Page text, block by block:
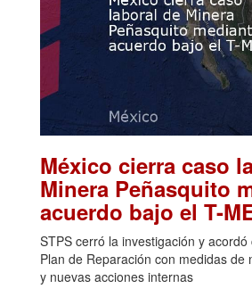
México cierra caso
Minera Peñasquito
acuerdo bajo el T-
STPS cerró la investigación y
Plan de Reparación con medidas de
y nuevas acciones internas